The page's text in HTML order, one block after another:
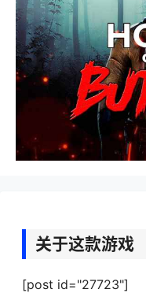
关于这款游戏
[post id="27723"]